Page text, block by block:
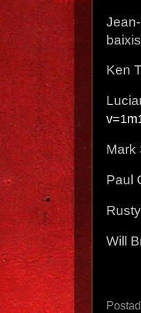
Ken
Mark
Paul
Will